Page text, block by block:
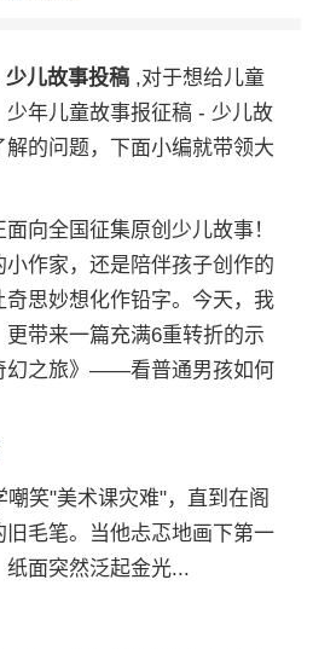
儿故事投稿 ,对于想给儿童
年儿童故事报征稿 - 少儿故
的问题，下面小编就带领大
面向全国征集原创少儿故事！
作家，还是陪伴孩子创作的
思妙想化作铅字。今天，我
带来一篇充满6重转折的示
幻之旅》——看普通男孩如何
笑"美术课灾难"，直到在阁
毛笔。当他忐忑地画下第一
纸面突然泛起金光...